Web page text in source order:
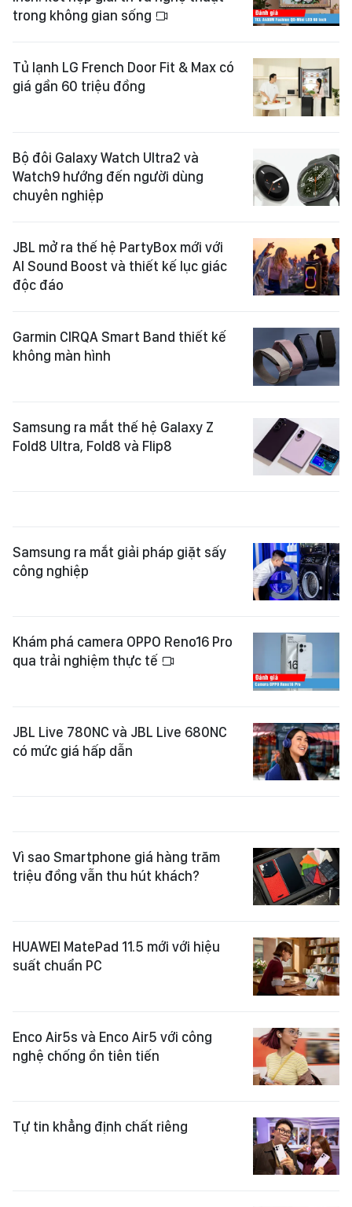
trong không gian sống
Tủ lạnh LG French Door Fit & Max có
giá gần 60 triệu đồng
Bộ đôi Galaxy Watch Ultra2 và
Watch9 hướng đến người dùng
chuyên nghiệp
JBL mở ra thế hệ PartyBox mới với
AI Sound Boost và thiết kế lục giác
độc đáo
Garmin CIRQA Smart Band thiết kế
không màn hình
Samsung ra mắt thế hệ Galaxy Z
Fold8 Ultra, Fold8 và Flip8
Samsung ra mắt giải pháp giặt sấy
công nghiệp
Khám phá camera OPPO Reno16 Pro
qua trải nghiệm thực tế
JBL Live 780NC và JBL Live 680NC
có mức giá hấp dẫn
Vì sao Smartphone giá hàng trăm
triệu đồng vẫn thu hút khách?
HUAWEI MatePad 11.5 mới với hiệu
suất chuẩn PC
Enco Air5s và Enco Air5 với công
nghệ chống ồn tiên tiến
Tự tin khẳng định chất riêng